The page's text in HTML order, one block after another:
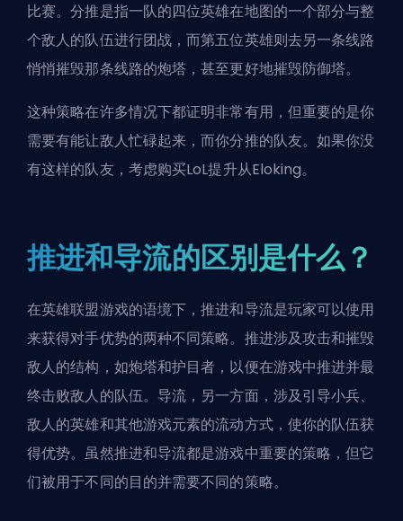
比赛。分推是指一队的四位英雄在地图的一个部分与整
个敌人的队伍进行团战，而第五位英雄则去另一条线路
悄悄摧毁那条线路的炮塔，甚至更好地摧毁防御塔。
这种策略在许多情况下都证明非常有用，但重要的是你
需要有能让敌人忙碌起来，而你分推的队友。如果你没
有这样的队友，考虑购买LoL提升从Eloking。
推进和导流的区别是什么？
在英雄联盟游戏的语境下，推进和导流是玩家可以使用
来获得对手优势的两种不同策略。推进涉及攻击和摧毁
敌人的结构，如炮塔和护目者，以便在游戏中推进并最
终击败敌人的队伍。导流，另一方面，涉及引导小兵、
敌人的英雄和其他游戏元素的流动方式，使你的队伍获
得优势。虽然推进和导流都是游戏中重要的策略，但它
们被用于不同的目的并需要不同的策略。